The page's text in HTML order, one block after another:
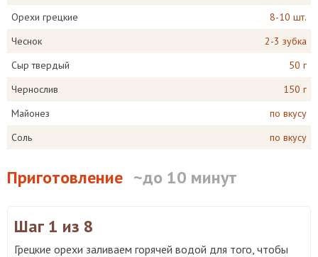
Орехи грецкие
8-10 шт.
Чеснок
2-3 зубка
Сыр твердый
50 г
Чернослив
150 г
Майонез
по вкусу
Соль
по вкусу
Приготовление ~до 10 минут
Шаг 1 из 8
Грецкие орехи заливаем горячей водой для того, чтобы